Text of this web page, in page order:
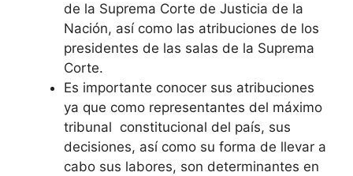
de la Suprema Corte de Justicia de la
Nación, así como las atribuciones de los
presidentes de las salas de la Suprema
Corte.
Es importante conocer sus atribuciones
ya que como representantes del máximo
tribunal constitucional del país, sus
decisiones, así como su forma de llevar a
cabo sus labores, son determinantes en